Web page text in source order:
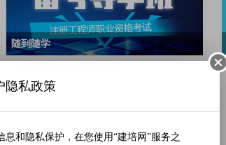
随到随学
￥0.00 ￥9,999.00
隐私政策
和隐私保护，在您使用“建培网”服务之